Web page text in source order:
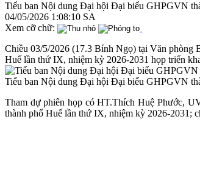
Tiểu ban Nội dung Đại hội Đại biểu GHPGVN
04/05/2026 1:08:10 SA
Xem cỡ chữ:
Chiều 03/5/2026 (17.3 Bính Ngọ) tại Văn
Huế lần thứ IX, nhiệm kỳ 2026-2031 họp triển
Tiểu ban Nội dung Đại hội Đại biểu GHPGVN
Tham dự phiên họp có HT.Thích Huệ Phước,
thành phố Huế lần thứ IX, nhiệm kỳ 2026-2031;